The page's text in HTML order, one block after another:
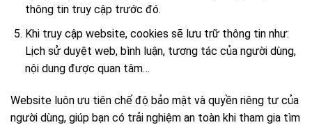
thông tin truy cập trước đó.
Khi truy cập website, cookies sẽ lưu trữ thông tin như:
Lịch sử duyệt web, bình luận, tương tác của người dùng,
nội dung được quan tâm…
Website luôn ưu tiên chế độ bảo mật và quyền riêng tư của
người dùng, giúp bạn có trải nghiệm an toàn khi tham gia tìm